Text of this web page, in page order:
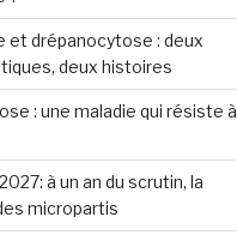
et drépanocytose : deux
deux histoires
: une maladie qui résiste à
à un an du scrutin, la
micropartis